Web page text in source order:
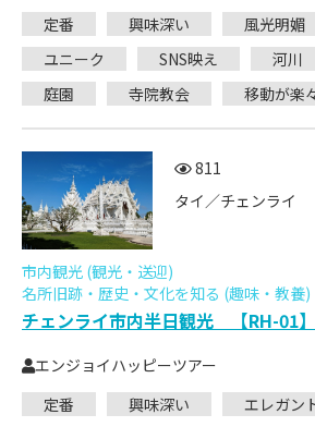
定番
興味深い 風光明媚
ユニーク
SNS映え 河川
庭園
寺院教会 移動が楽
811
タイ／チェンライ
市内観光 (観光・送迎)
名所旧跡・歴史・文化を知る (趣味・教養)
チェンライ市内半日観光 【RH-01】
エンジョイハッピーツアー
定番
興味深い エレガン